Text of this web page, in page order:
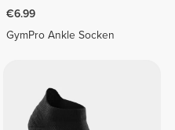
€6.99
GymPro Ankle Socken